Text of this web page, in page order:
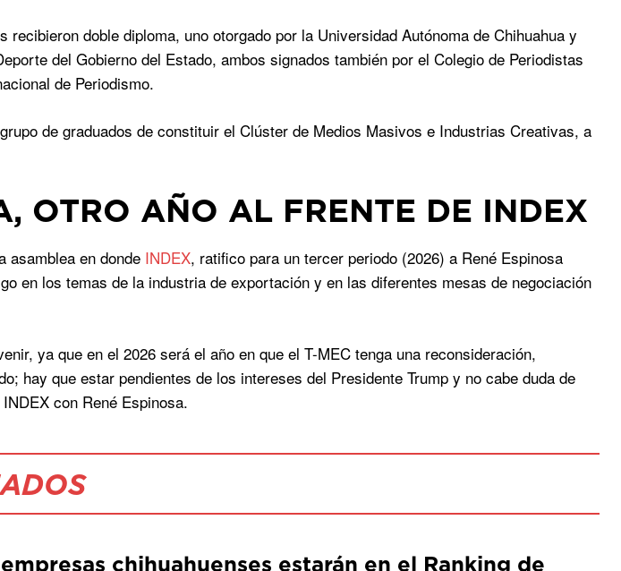
doble diploma, uno otorgado por la Universidad Autónoma de Chihuahua y
del Gobierno del Estado, ambos signados también por el Colegio de Periodistas
de Periodismo.
de graduados de constituir el Clúster de Medios Masivos e Industrias Creativas, a
OTRO AÑO AL FRENTE DE INDEX
asamblea en donde INDEX, ratifico para un tercer periodo (2026) a René Espinosa
en los temas de la industria de exportación y en las diferentes mesas de negociación
ya que en el 2026 será el año en que el T-MEC tenga una reconsideración,
hay que estar pendientes de los intereses del Presidente Trump y no cabe duda de
con René Espinosa.
chihuahuenses estarán en el Ranking de